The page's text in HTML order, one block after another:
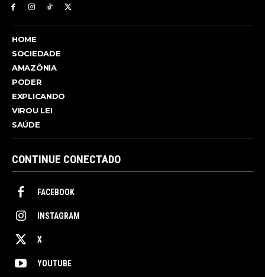
HOME
SOCIEDADE
AMAZÔNIA
PODER
EXPLICANDO
VIROU LEI
SAÚDE
CONTINUE CONECTADO
FACEBOOK
INSTAGRAM
X
YOUTUBE